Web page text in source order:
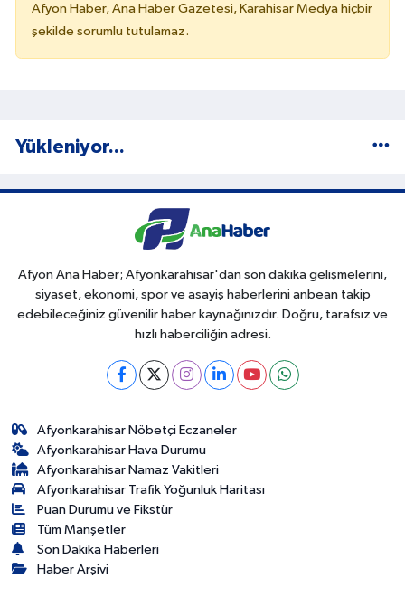
Afyon Haber, Ana Haber Gazetesi, Karahisar Medya hiçbir
şekilde sorumlu tutulamaz.
Yükleniyor...
Afyon Ana Haber; Afyonkarahisar'dan son dakika gelişmelerini,
siyaset, ekonomi, spor ve asayiş haberlerini anbean takip
edebileceğiniz güvenilir haber kaynağınızdır. Doğru, tarafsız ve
hızlı haberciliğin adresi.
Afyonkarahisar Nöbetçi Eczaneler
Afyonkarahisar Hava Durumu
Afyonkarahisar Namaz Vakitleri
Afyonkarahisar Trafik Yoğunluk Haritası
Puan Durumu ve Fikstür
Tüm Manşetler
Son Dakika Haberleri
Haber Arşivi